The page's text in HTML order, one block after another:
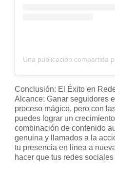
Conclusión: El Éxito en
Alcance: Ganar seguidores
proceso mágico, pero con
puedes lograr un
combinación de contenido
genuina y llamados a la
tu presencia en línea a
hacer que tus redes